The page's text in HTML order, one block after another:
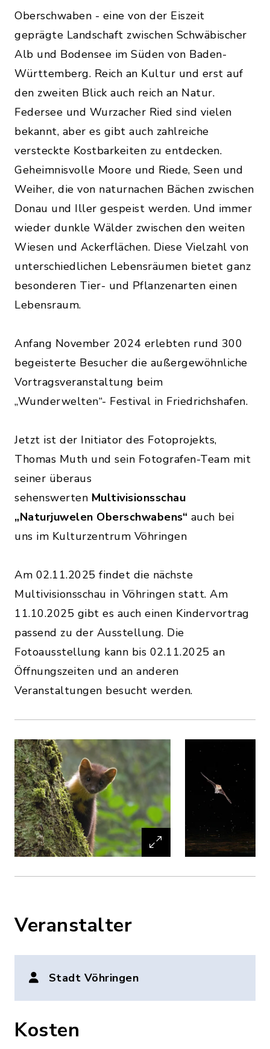
Oberschwaben - eine von der Eiszeit
geprägte Landschaft zwischen Schwäbischer
Alb und Bodensee im Süden von Baden-
Württemberg. Reich an Kultur und erst auf
den zweiten Blick auch reich an Natur.
Federsee und Wurzacher Ried sind vielen
bekannt, aber es gibt auch zahlreiche
versteckte Kostbarkeiten zu entdecken.
Geheimnisvolle Moore und Riede, Seen und
Weiher, die von naturnachen Bächen zwischen
Donau und Iller gespeist werden. Und immer
wieder dunkle Wälder zwischen den weiten
Wiesen und Ackerflächen. Diese Vielzahl von
unterschiedlichen Lebensräumen bietet ganz
besonderen Tier- und Pflanzenarten einen
Lebensraum.
Anfang November 2024 erlebten rund 300
begeisterte Besucher die außergewöhnliche
Vortragsveranstaltung beim
„Wunderwelten“- Festival in Friedrichshafen.
Jetzt ist der Initiator des Fotoprojekts,
Thomas Muth und sein Fotografen-Team mit
seiner überaus
sehenswerten Multivisionsschau
„Naturjuwelen Oberschwabens“ auch bei
uns im Kulturzentrum Vöhringen
Am 02.11.2025 findet die nächste
Multivisionsschau in Vöhringen statt. Am
11.10.2025 gibt es auch einen Kindervortrag
passend zu der Ausstellung. Die
Fotoausstellung kann bis 02.11.2025 an
Öffnungszeiten und an anderen
Veranstaltungen besucht werden.
Veranstalter
Stadt Vöhringen
Kosten